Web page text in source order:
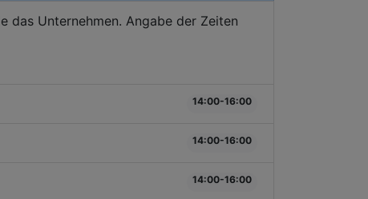
das Unternehmen. Angabe der Zeiten
14:00-16:00
14:00-16:00
14:00-16:00